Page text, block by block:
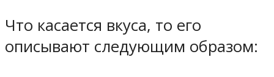
Что касается вкуса, то его
описывают следующим образом: